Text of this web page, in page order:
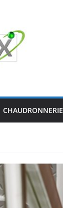
CHAUDRONNERIE